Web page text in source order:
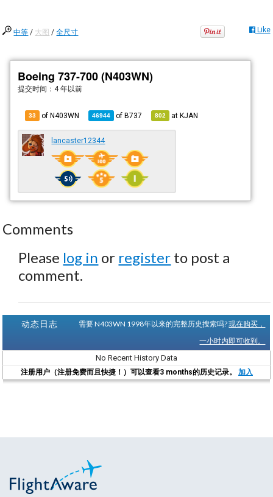
中等 / 大图 /全尺寸 Like
Boeing 737-700 (N403WN)
提交时间： 4 年以前
33 of N403WN 46944 ofB737 802 atKJAN
lancaster12344
Comments
Please log in or register to post a
comment.
动态日志 需要 N403WN 1998年以来的完整历史搜索吗?现在购买，
一小时内即可收到。
No Recent History Data
注册用户（注册免费而且快捷！）可以查看3 months的历史记录。 加入